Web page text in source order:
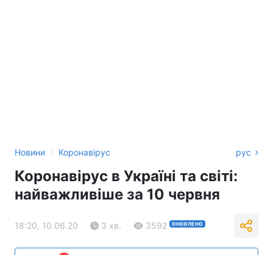
Новини › Коронавірус рус
Коронавірус в Україні та світі:
найважливіше за 10 червня
18:20, 10.06.20 3 хв. 3592 ОНОВЛЕНО